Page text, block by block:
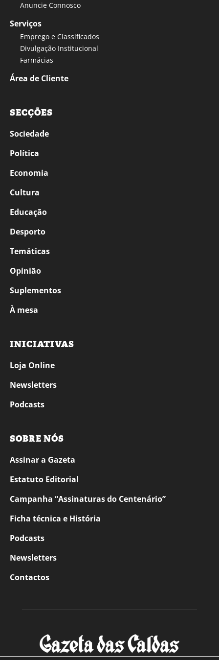
Anuncie Connosco
Serviços
Emprego e Classificados
Divulgação Institucional
Farmácias
Área de Cliente
SECÇÕES
Sociedade
Política
Economia
Cultura
Educação
Desporto
Temáticas
Opinião
Suplementos
À mesa
INICIATIVAS
Loja Online
Newsletters
Podcasts
SOBRE NÓS
Assinar a Gazeta
Estatuto Editorial
Campanha “Assinaturas do Centenário”
Ficha técnica e História
Podcasts
Newsletters
Contactos